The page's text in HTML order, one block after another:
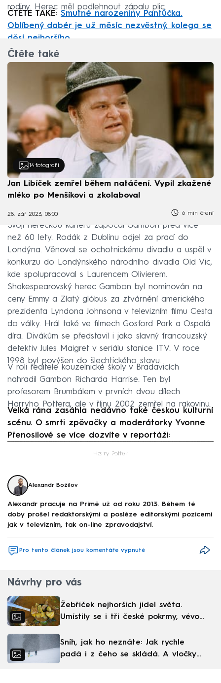
rodiny. Herec měl podlehnout zápalu plic.
ČTĚTE TAKÉ: Smutné narozeniny Pantůčka.
Oblíbený dabér je už měsíc nezvěstný, kolega se
děsí nejhoršího
Čtěte také
14 fotografií
Jan Libíček zemřel během natáčení. Vypil zkažené
mléko po Menšíkovi a zkolaboval
28. zář 2023, 08:00 6 min čtení
Svoji hereckou kariéru započal Gambon před více
než 60 lety. Rodák z Dublinu odjel za prací do
Londýna. Věnoval se ochotnickému divadlu a uspěl v
konkurzu do Londýnského národního divadla Old Vic,
kde spolupracoval s Laurencem Olivierem.
Shakespearovský herec Gambon byl nominován na
ceny Emmy a Zlatý glóbus za ztvárnění amerického
prezidenta Lyndona Johnsona v televizním filmu Cesta
do války. Hrál také ve filmech Gosford Park a Ospalá
díra. Divákům se představil i jako slavný francouzský
detektiv Jules Maigret v seriálu stanice ITV. V roce
1998 byl povýšen do šlechtického stavu.
V roli ředitele kouzelnické školy v Bradavicích
nahradil Gambon Richarda Harrise. Ten byl
profesorem Brumbálem v prvních dvou dílech
Harryho Pottera, ale v říjnu 2002 zemřel na rakovinu.
Velká rána zasáhla nedávno také českou kulturní
scénu. O smrti zpěvačky a moderátorky Yvonne
Přenosilové se více dozvíte v reportáži:
Failed to fetch
Harry Potter
Alexandr Božilov
Alexandr pracuje na Primě už od roku 2013. Během té
doby prošel redaktorskými a posléze editorskými pozicemi
jak v televizním, tak on-line zpravodajství.
Pro tento článek jsou komentáře vypnuté
Návrhy pro vás
Žebříček nejhorších jídel světa.
Umístily se i tři české pokrmy, vévodí
Sníh, jak ho neznáte: Jak rychle
padá i z čeho se skládá. A vločky